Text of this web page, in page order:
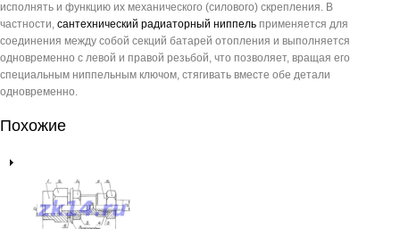
исполнять и функцию их механического (силового) скрепления. В
частности, сантехнический радиаторный ниппель применяется для
соединения между собой секций батарей отопления и выполняется
одновременно с левой и правой резьбой, что позволяет, вращая его
специальным ниппельным ключом, стягивать вместе обе детали
одновременно.
Похожие